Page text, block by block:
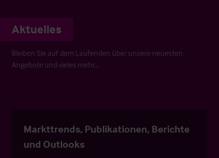
Aktuelles
Bleiben Sie auf dem Laufenden über unsere neuesten
Angebote und vieles mehr…
Markttrends, Publikationen, Berichte
und Outlooks